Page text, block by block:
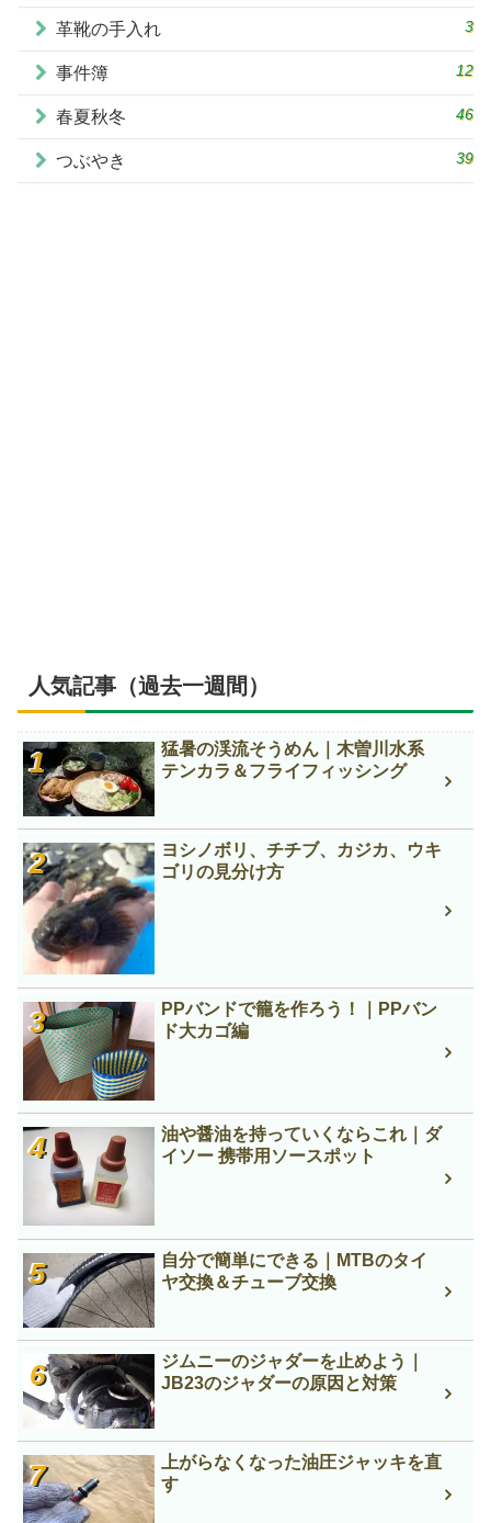
革靴の手入れ 3
事件簿 12
春夏秋冬 46
つぶやき 39
人気記事（過去一週間）
猛暑の渓流そうめん｜木曽川水系
テンカラ＆フライフィッシング
ヨシノボリ、チチブ、カジカ、ウキ
ゴリの見分け方
PPバンドで籠を作ろう！｜PPバン
ド大カゴ編
油や醤油を持っていくならこれ｜ダ
イソー 携帯用ソースポット
自分で簡単にできる｜MTBのタイ
ヤ交換＆チューブ交換
ジムニーのジャダーを止めよう｜
JB23のジャダーの原因と対策
上がらなくなった油圧ジャッキを直
す